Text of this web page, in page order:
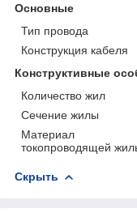
Основные
Тип провода
Конструкция кабеля
Конструктивные
Количество жил
Сечение жилы
Материал
токопроводящей
Скрыть